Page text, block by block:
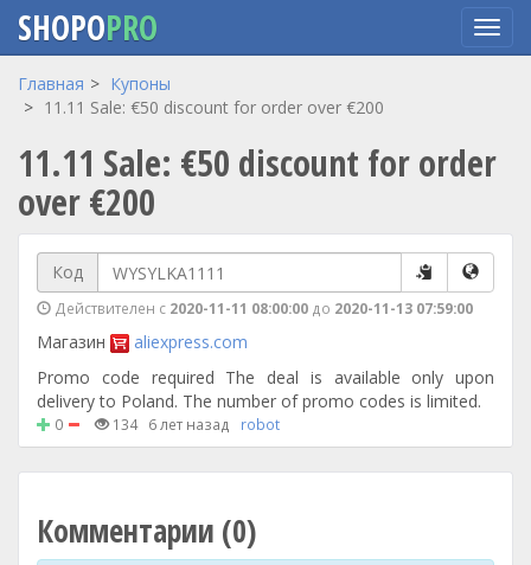
Перейти
содержанию
SHOPOPRO
Главная
Купоны
11.11 Sale: €50 discount for order over €200
11.11 Sale: €50 discount for order
over €200
Код
Действителен с 2020-11-11 08:00:00 до 2020-11-13 07:59:00
Магазин
aliexpress.com
Promo code required The deal is available only upon
delivery to Poland. The number of promo codes is limited.
0 134 6 лет назад robot
Комментарии (0)